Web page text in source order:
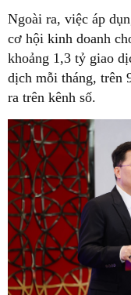
Ngoài ra, việc áp
cơ hội kinh doanh
khoảng 1,3 tỷ giao
dịch mỗi tháng, trên
ra trên kênh số.